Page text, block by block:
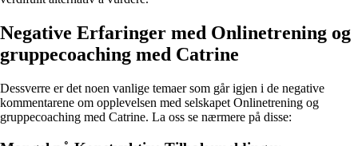
Negative Erfaringer med Onlinetrening og
gruppecoaching med Catrine
Dessverre er det noen vanlige temaer som går igjen i de negative
kommentarene om opplevelsen med selskapet Onlinetrening og
gruppecoaching med Catrine. La oss se nærmere på disse: